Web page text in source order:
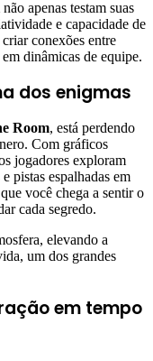
não apenas testam suas
e capacidade de
conexões entre
dinâmicas de equipe.
dos enigmas
Room, está perdendo
Com gráficos
jogadores exploram
pistas espalhadas em
você chega a sentir o
cada segredo.
elevando a
um dos grandes
em tempo